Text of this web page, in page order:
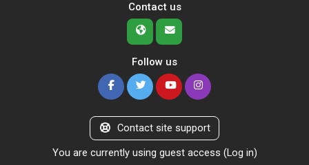
Contact us
Follow us
Contact site support
You are currently using guest access (Log in)